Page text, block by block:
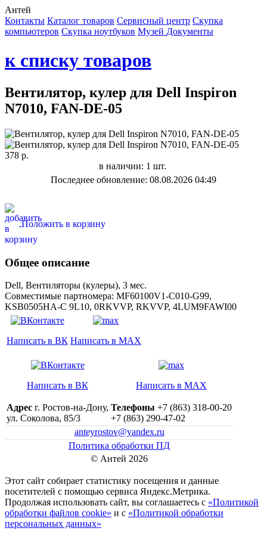
Антей
Контакты Каталог товаров Сервисный центр Cкупка
компьютеров Cкупка ноутбуков Музей Документы
к списку товаров
Вентилятор, кулер для Dell Inspiron
N7010, FAN-DE-05
378 р.
в наличии: 1 шт.
Последнее обновление: 08.08.2026 04:49
Положить в корзину
Общее описание
Dell, Вентиляторы (кулеры), 3 мес.
Совместимые партномера: MF60100V1-C010-G99,
KSB0505HA-C 9L10, 0RKVVP, RKVVP, 4LUM9FAWI00
Написать в ВК Написать в MAX
Написать в ВК Написать в MAX
Адрес г. Ростов-на-Дону,
ул. Соколова, 85/3
Телефоны +7 (863) 318-00-20
+7 (863) 290-47-02
anteyrostov@yandex.ru
Политика обработки ПД
© Антей 2026
Этот сайт собирает статистику посещения и данные
посетителей c помощью сервиса Яндекс.Метрика.
Продолжая использовать сайт, вы соглашаетесь с «Политикой
обработки файлов cookie» и с «Политикой обработки
персональных данных»